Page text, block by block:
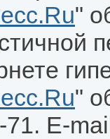
"
"
71. E-